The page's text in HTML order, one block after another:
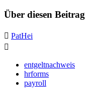
Über diesen Beitrag
PatHei
entgeltnachweis
hrforms
payroll